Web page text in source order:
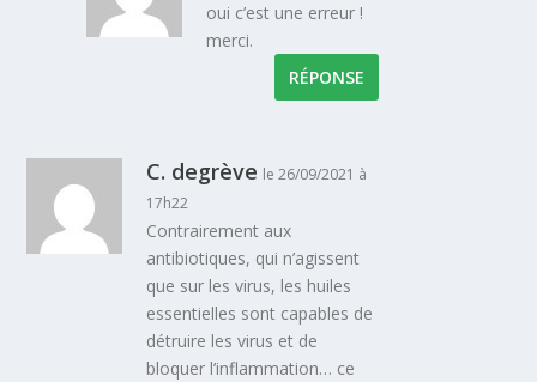
oui c’est une erreur !
merci.
RÉPONSE
C. degrève le 26/09/2021 à
17h22
Contrairement aux
antibiotiques, qui n’agissent
que sur les virus, les huiles
essentielles sont capables de
détruire les virus et de
bloquer l’inflammation… ce